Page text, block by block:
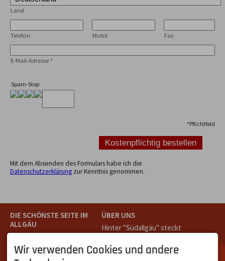
Land
Telefon Mobil Fax
E-Mail-Adresse *
Spam-Stop
*Pflichtfeld
Mit dem Absenden des Formulars habe ich die
Datenschutzerklärung zur Kenntnis genommen.
DIE SCHÖNSTE SEITE IM
ALLGÄU
Teil des Oberallgäus. Es
verbindet die Tourismus-
ÜBER UNS
Hinter "Südallgäu" steckt
Oberstdorf.
Unser Ziel ist ein attraktives
Wir verwenden Cookies und andere